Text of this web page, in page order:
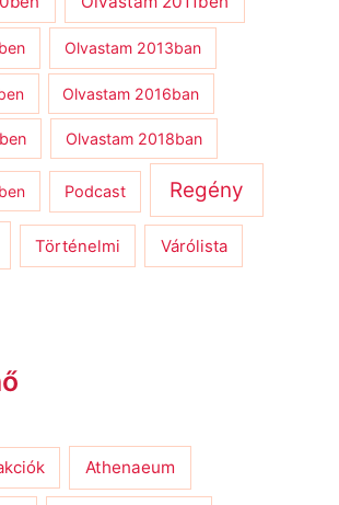
Olvastam 2013ban
Olvastam 2016ban
Olvastam 2018ban
Podcast Regény
Történelmi Várólista
Athenaeum